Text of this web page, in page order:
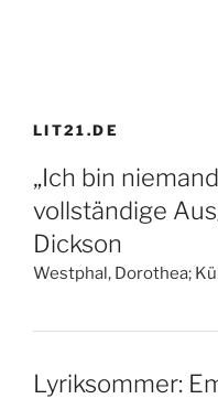
LIT21.DE
„Ich bin
vollständige
Dickson
Westphal, Dorothea;
Lyriksommer: